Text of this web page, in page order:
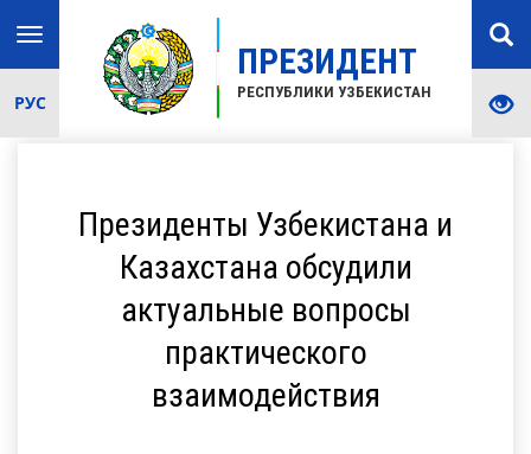
ПРЕЗИДЕНТ
РЕСПУБЛИКИ УЗБЕКИСТАН
Toggle
navigation
РУС
Президенты Узбекистана и
Казахстана обсудили
актуальные вопросы
практического
взаимодействия